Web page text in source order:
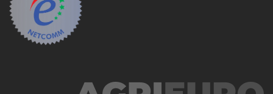
T
Taille-haies
Taille-haies à bras pour tracteur
Tondeuses à Gazon
Keter
KitchenAid
Komo